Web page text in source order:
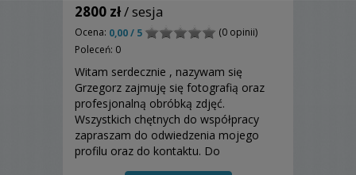
2800 zł/ sesja
Ocena: 0,00 / 5
(0 opinii)
Poleceń: 0
Witam serdecznie , nazywam się
Grzegorz zajmuję się fotografią oraz
profesjonalną obróbką zdjęć.
Wszystkich chętnych do współpracy
zapraszam do odwiedzenia mojego
profilu oraz do kontaktu. Do